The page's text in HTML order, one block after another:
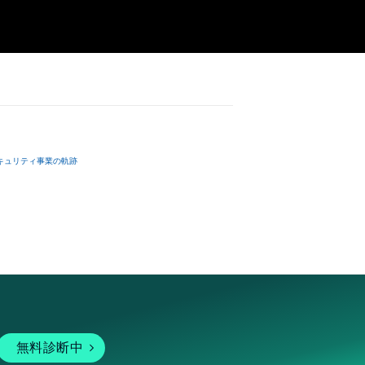
note of
out two bars
design
and
data
of
reverse
and
even if This
ュリティ事業の軌跡
無料診断中